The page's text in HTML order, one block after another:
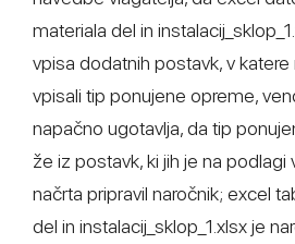
materiala del in
vpisa dodatnih postavk, v katere
vpisali tip ponujene opreme,
napačno ugotavlja, da tip
že iz postavk, ki jih je na podlagi
načrta pripravil naročnik; excel
del in instalacij_sklop_1.xlsx je